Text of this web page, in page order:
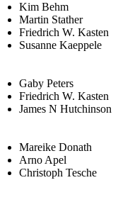
Kim Behm
Martin Stather
Friedrich W. Kasten
Susanne Kaeppele
Gaby Peters
Friedrich W. Kasten
James N Hutchinson
Mareike Donath
Arno Apel
Christoph Tesche